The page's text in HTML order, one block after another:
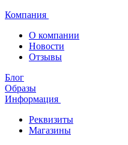
Компания
О компании
Новости
Отзывы
Блог
Образы
Информация
Реквизиты
Магазины